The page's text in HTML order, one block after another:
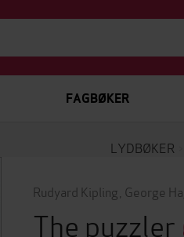
FAGBØKER
LYDBØKER
Rudyard Kipling George
The puzzler